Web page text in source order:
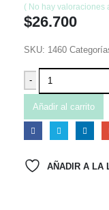
0 out of 5
( No hay valoraciones
$26.700
SKU: 1460
-
Añadir al carrito
AÑADIR A LA